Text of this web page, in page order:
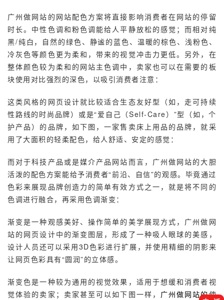
广州做网站的 网站配色方案将直接影响消费者在网站的停留
时长。中性色调和粉色调能给人平静放松的感觉；而相对纯
黑/纯白，自然的绿色、静谧的蓝色、温暖的棕色、浅粉色、
冷灰色等颜色更为柔和，带来的视觉冲击力更低。另外，在
整体颜色较为柔和的网站主色调中，卖家也可以在需要的板
块使用对比强烈的深色，以吸引消费者注意：
这类风格的网页设计就比较适合生态友好型（如，走可持续
性路线的时尚品牌）或是“爱自己（Self-Care）”型（如，个
护产品）的品牌，如下图，一家售卖床上用品的品牌，就采
用了大面积的轻柔配色，给人舒适、安定的感觉：
而对于科技产品或是媒介产品网站而言，广州做网站的大胆
活泼的配色方案能给予消费者“前沿、自信”的观感。毕竟通过
色彩来展现品牌创造力的简单有效方式之一，就是将不同的
色调进行融合，再采用色调渐变：
渐变是一种观感美好、操作简单的美学展现方式，广州做网
站的网页设计中的渐变图层，形成了一种吸人眼球的美感，
设计人员还可以采用3D色彩进行扩展，并使用精细的阴影来
让网页色彩具有“圆润”的立体感。
渐变色是一种较为通用的视觉效果，适用于想缓和消费者视
觉体验的卖家；卖家甚至可以如下图一样， 广州做网站的使